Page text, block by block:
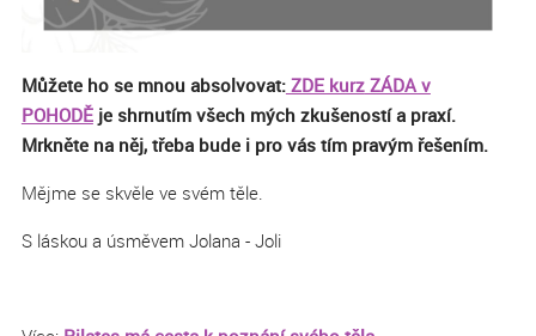
Můžete ho se mnou absolvovat:ZDE kurzZÁDA v
POHODĚje shrnutím všech mých zkušeností a praxí.
Mrkněte na něj, třeba bude i pro vás tím pravým řešením.
Mějme se skvěle ve svém těle.
S láskou a úsměvem Jolana - Joli